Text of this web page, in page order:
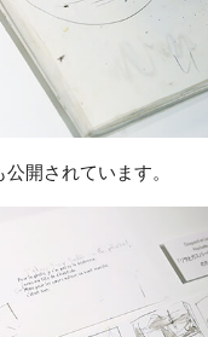
開されています。